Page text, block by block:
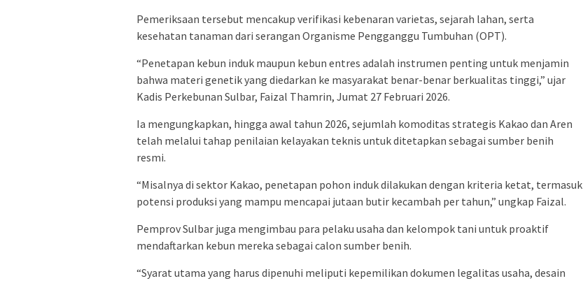
Pemeriksaan tersebut mencakup verifikasi kebenaran varietas, sejarah lahan, serta
kesehatan tanaman dari serangan Organisme Pengganggu Tumbuhan (OPT).
“Penetapan kebun induk maupun kebun entres adalah instrumen penting untuk menjamin
bahwa materi genetik yang diedarkan ke masyarakat benar-benar berkualitas tinggi,” ujar
Kadis Perkebunan Sulbar, Faizal Thamrin, Jumat 27 Februari 2026.
Ia mengungkapkan, hingga awal tahun 2026, sejumlah komoditas strategis Kakao dan Aren
telah melalui tahap penilaian kelayakan teknis untuk ditetapkan sebagai sumber benih
resmi.
“Misalnya di sektor Kakao, penetapan pohon induk dilakukan dengan kriteria ketat, termasuk
potensi produksi yang mampu mencapai jutaan butir kecambah per tahun,” ungkap Faizal.
Pemprov Sulbar juga mengimbau para pelaku usaha dan kelompok tani untuk proaktif
mendaftarkan kebun mereka sebagai calon sumber benih.
“Syarat utama yang harus dipenuhi meliputi kepemilikan dokumen legalitas usaha, desain